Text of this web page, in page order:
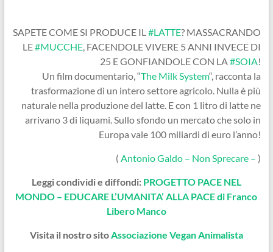
SAPETE COME SI PRODUCE IL#LATTE? MASSACRANDO
LE#MUCCHE, FACENDOLE VIVERE 5 ANNI INVECE DI
25 E GONFIANDOLE CON LA#SOIA!
Un film documentario, “The Milk System“, racconta la
trasformazione di un intero settore agricolo. Nulla è più
naturale nella produzione del latte. E con 1 litro di latte ne
arrivano 3 di liquami. Sullo sfondo un mercato che solo in
Europa vale 100 miliardi di euro l’anno!
(Antonio Galdo – Non Sprecare – )
Leggi condividi e diffondi: PROGETTO PACE NEL
MONDO – EDUCARE L’UMANITA’ ALLA PACE di Franco
Libero Manco
Visita il nostro sitoAssociazione Vegan Animalista